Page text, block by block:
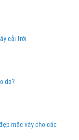
cải trời
da?
mặc váy cho các